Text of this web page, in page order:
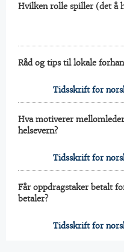
Hvilken rolle spiller (det å
Råd og tips til lokale
Tidsskrift for
Hva motiverer
helsevern?
Tidsskrift for
Får oppdragstaker betalt
betaler?
Tidsskrift for